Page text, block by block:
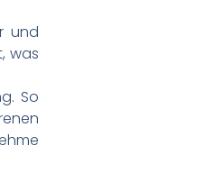
und
was
So